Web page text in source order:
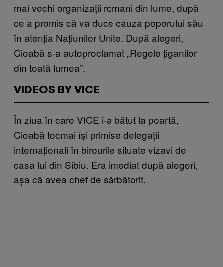
mai vechi organizații romani din lume, după
ce a promis că va duce cauza poporului său
în atenția Națiunilor Unite. După alegeri,
Cioabă s-a autoproclamat „Regele țiganilor
din toată lumea”.
VIDEOS BY VICE
În ziua în care VICE i-a bătut la poartă,
Cioabă tocmai își primise delegații
internaționali în birourile situate vizavi de
casa lui din Sibiu. Era imediat după alegeri,
așa că avea chef de sărbătorit.